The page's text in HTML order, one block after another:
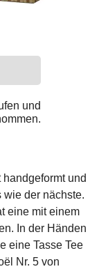
und
und
wie der nächste.
eine mit einem
In der Händen
eine Tasse Tee
Nr. 5 von